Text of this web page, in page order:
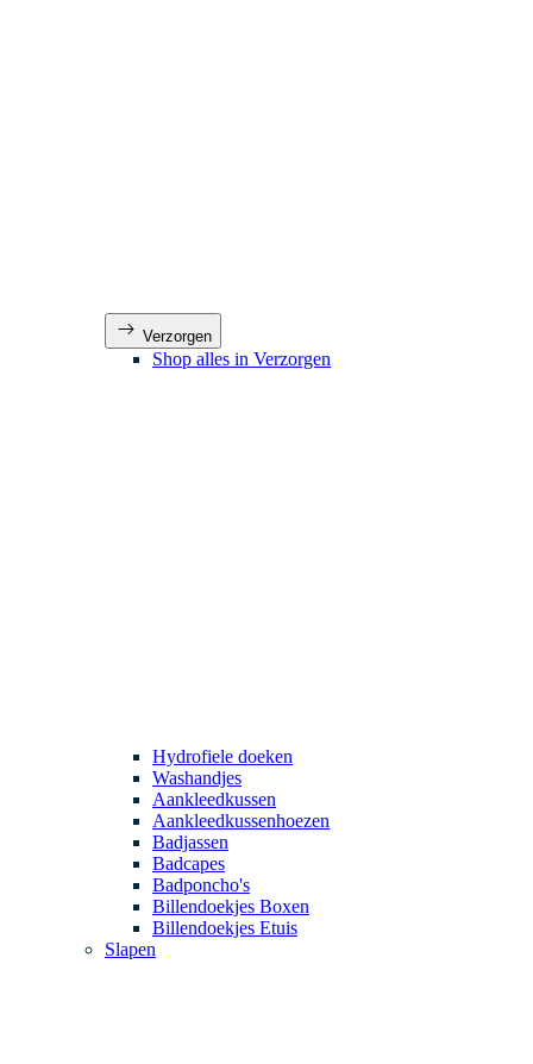
Verzorgen
Shop alles in Verzorgen
Hydrofiele doeken
Washandjes
Aankleedkussen
Aankleedkussenhoezen
Badjassen
Badcapes
Badponcho's
Billendoekjes Boxen
Billendoekjes Etuis
Slapen